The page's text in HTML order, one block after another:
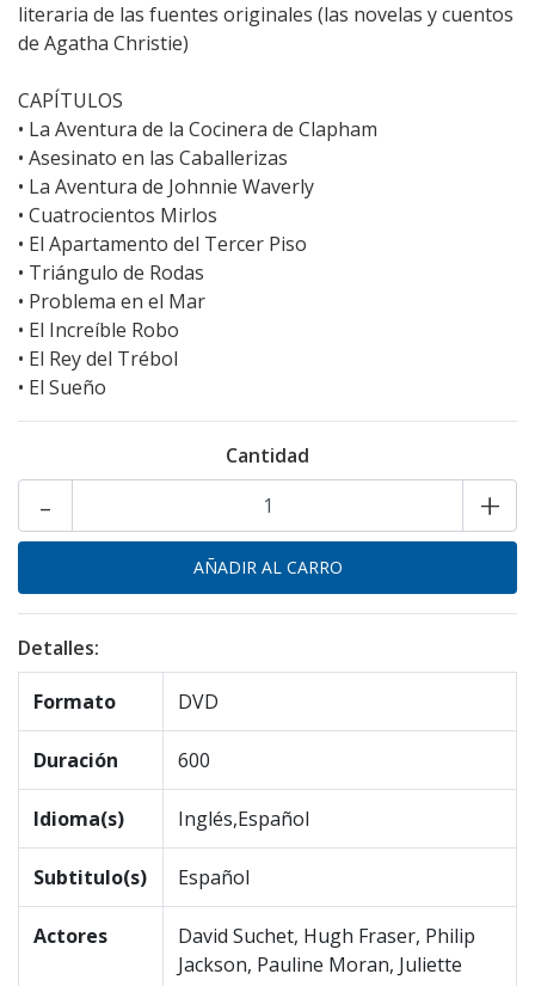
literaria de las fuentes originales (las novelas y cuentos
de Agatha Christie)
CAPÍTULOS
• La Aventura de la Cocinera de Clapham
• Asesinato en las Caballerizas
• La Aventura de Johnnie Waverly
• Cuatrocientos Mirlos
• El Apartamento del Tercer Piso
• Triángulo de Rodas
• Problema en el Mar
• El Increíble Robo
• El Rey del Trébol
• El Sueño
Cantidad
+
-
Detalles:
Formato DVD
Duración 600
Idioma(s) Inglés,Español
Subtitulo(s) Español
Actores
David Suchet, Hugh Fraser, Philip
Jackson, Pauline Moran, Juliette